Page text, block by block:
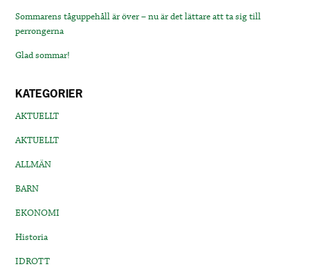
Sommarens tåguppehåll är över – nu är det lättare att ta sig till
perrongerna
Glad sommar!
KATEGORIER
AKTUELLT
AKTUELLT
ALLMÄN
BARN
EKONOMI
Historia
IDROTT